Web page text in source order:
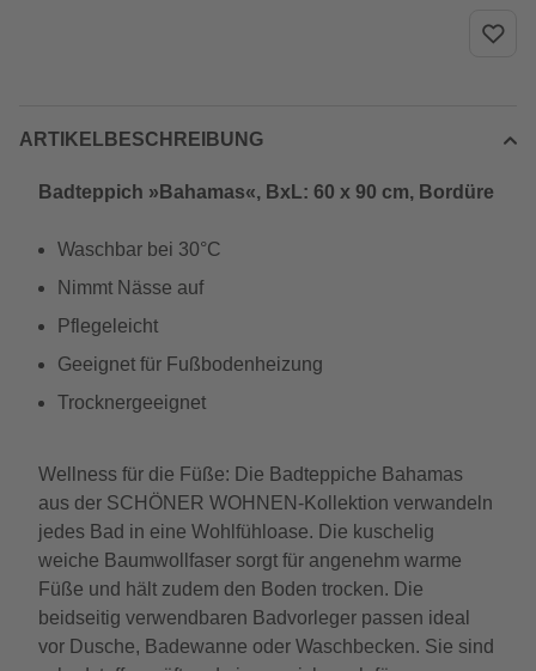
ARTIKELBESCHREIBUNG
Badteppich »Bahamas«, BxL: 60 x 90 cm, Bordüre
Waschbar bei 30°C
Nimmt Nässe auf
Pflegeleicht
Geeignet für Fußbodenheizung
Trocknergeeignet
Wellness für die Füße: Die Badteppiche Bahamas
aus der SCHÖNER WOHNEN-Kollektion verwandeln
jedes Bad in eine Wohlfühloase. Die kuschelig
weiche Baumwollfaser sorgt für angenehm warme
Füße und hält zudem den Boden trocken. Die
beidseitig verwendbaren Badvorleger passen ideal
vor Dusche, Badewanne oder Waschbecken. Sie sind